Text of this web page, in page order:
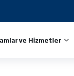
Programlar ve